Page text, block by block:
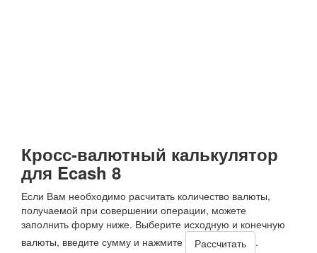
Кросс-валютный калькулятор
для Ecash 8
Если Вам необходимо расчитать количество валюты,
получаемой при совершении операции, можете
заполнить форму ниже. Выберите исходную и конечную
валюты, введите сумму и нажмите
.